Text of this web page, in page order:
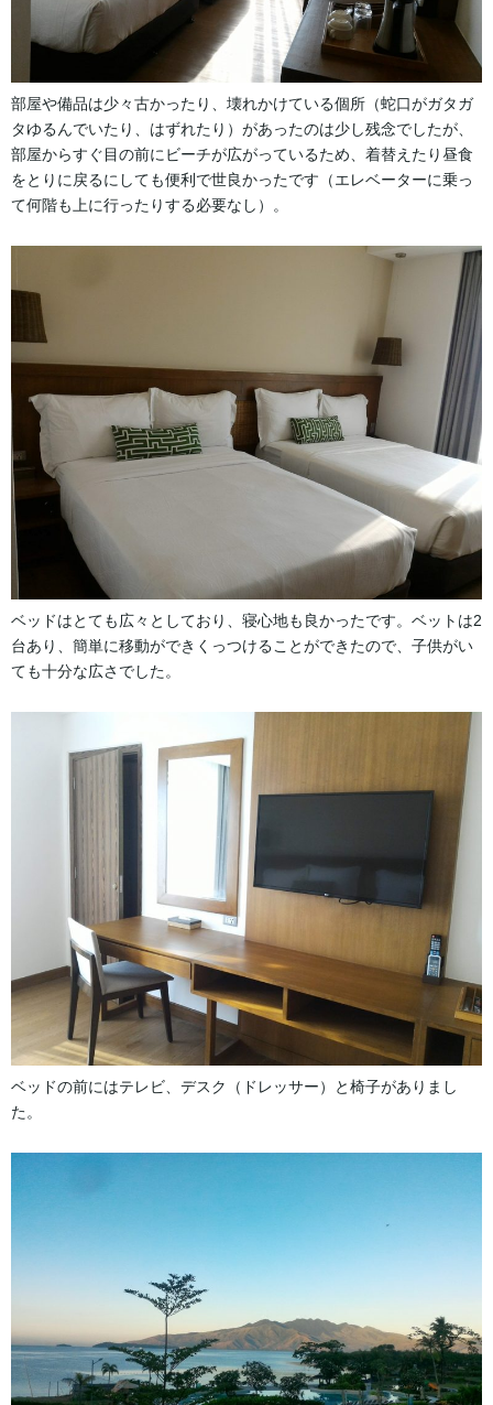
部屋や備品は少々古かったり、壊れかけている個所（蛇口がガタガ
タゆるんでいたり、はずれたり）があったのは少し残念でしたが、
部屋からすぐ目の前にビーチが広がっているため、着替えたり昼食
をとりに戻るにしても便利で世良かったです（エレベーターに乗っ
て何階も上に行ったりする必要なし）。
ベッドはとても広々としており、寝心地も良かったです。ベットは2
台あり、簡単に移動ができくっつけることができたので、子供がい
ても十分な広さでした。
ベッドの前にはテレビ、デスク（ドレッサー）と椅子がありまし
た。